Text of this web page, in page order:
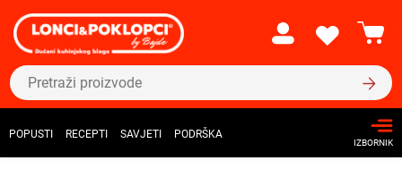
POPUSTI RECEPTI SAVJETI PODRŠKA
IZBORNIK